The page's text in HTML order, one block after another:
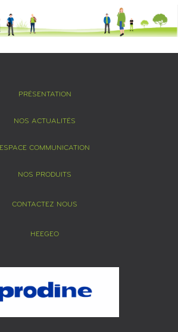
PRÉSENTATION
NOS ACTUALITÉS
ESPACE COMMUNICATION
NOS PRODUITS
CONTACTEZ NOUS
HEEGEO